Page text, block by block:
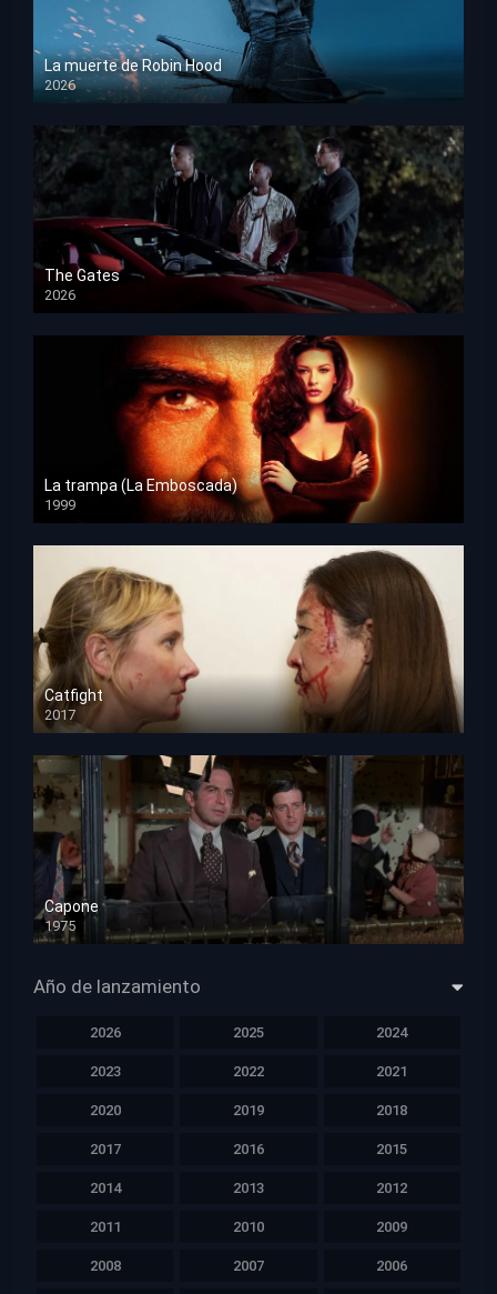
La muerte de Robin Hood
2026
HD 1080p
The Gates
2026
HD 1080p
La trampa (La Emboscada)
1999
HD 1080p
Catfight
2017
HD 720p
Capone
1975
HD 1080p
Año de lanzamiento
2026 2025 2024
2023 2022 2021
2020 2019 2018
2017 2016 2015
2014 2013 2012
2011 2010 2009
2008 2007 2006